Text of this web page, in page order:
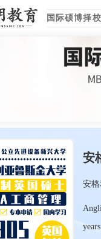
国际硕博择
安
安格